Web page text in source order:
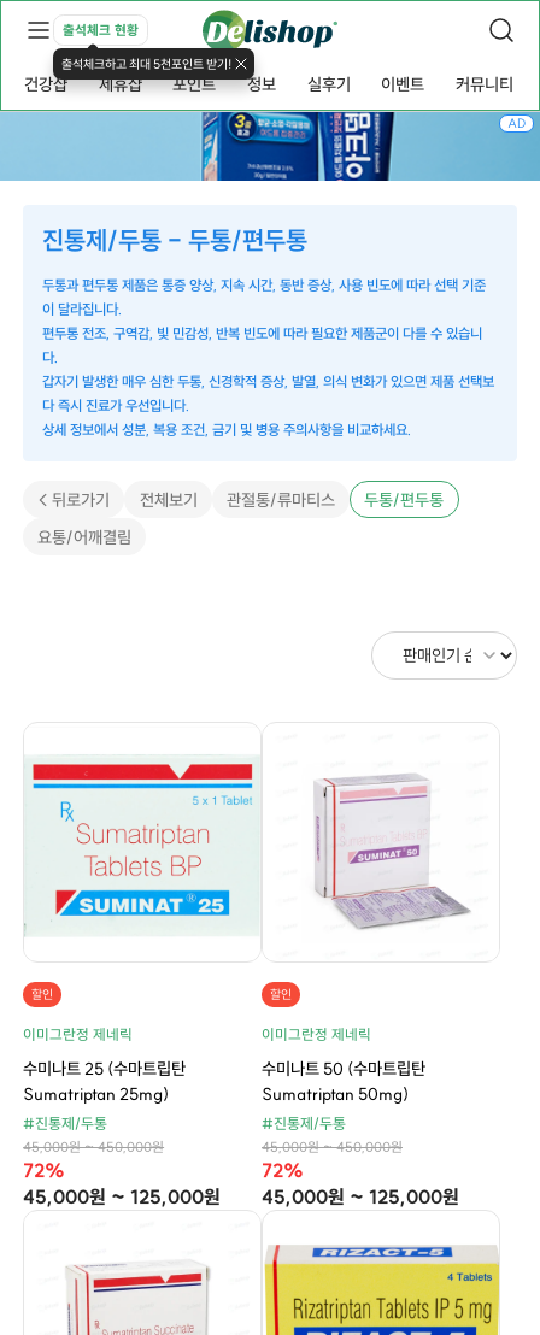
출석체크 현황
출석체크하고 최대 5천포인트 받기!
건강샵 제휴샵 포인트 정보 실후기 이벤트 커뮤니티
진통제/두통 - 두통/편두통
두통과 편두통 제품은 통증 양상, 지속 시간, 동반 증상, 사용 빈도에 따라 선택 기준
이 달라집니다.
편두통 전조, 구역감, 빛 민감성, 반복 빈도에 따라 필요한 제품군이 다를 수 있습니
다.
갑자기 발생한 매우 심한 두통, 신경학적 증상, 발열, 의식 변화가 있으면 제품 선택보
다 즉시 진료가 우선입니다.
상세 정보에서 성분, 복용 조건, 금기 및 병용 주의사항을 비교하세요.
< 뒤로가기 전체보기 관절통/류마티스
두통/편두통
요통/어깨결림
할인
이미그란정 제네릭
수미나트 25 (수마트립탄
Sumatriptan 25mg)
#진통제/두통
45,000원 ~ 450,000원
72%
45,000원 ~ 125,000원
할인
이미그란정 제네릭
수미나트 50 (수마트립탄
Sumatriptan 50mg)
#진통제/두통
45,000원 ~ 450,000원
72%
45,000원 ~ 125,000원
AD